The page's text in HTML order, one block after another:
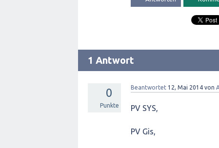
1 Antwort
0
Punkte
Beantwortet 12, Mai 2014 von
PV SYS,
PV Gis,